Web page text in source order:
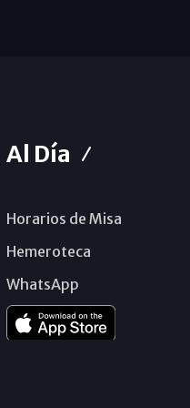
Al Día
Horarios de Misa
Hemeroteca
WhatsApp